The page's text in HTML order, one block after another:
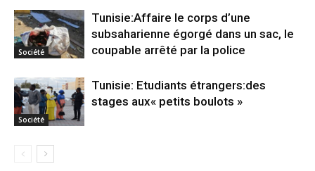
Société
Tunisie:Affaire le corps d’une
subsaharienne égorgé dans un sac, le
coupable arrêté par la police
Société
Tunisie: Etudiants étrangers:des
stages aux« petits boulots »